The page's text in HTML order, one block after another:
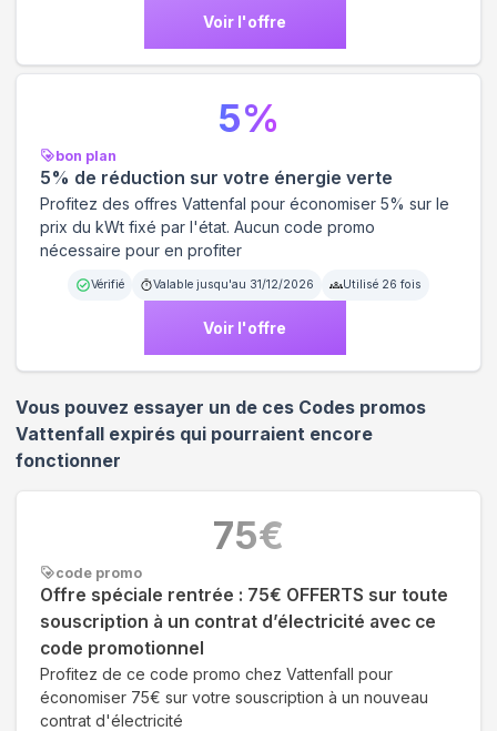
Voir l'offre
bon plan
5% de réduction sur votre énergie verte
Profitez des offres Vattenfal pour économiser 5% sur le
prix du kWt fixé par l'état. Aucun code promo
nécessaire pour en profiter
Vérifié Valable jusqu'au 31/12/2026 Utilisé 26 fois
Voir l'offre
5%
Vous pouvez essayer un de ces Codes promos
Vattenfall expirés qui pourraient encore
fonctionner
code promo
Offre spéciale rentrée : 75€ OFFERTS sur toute
souscription à un contrat d’électricité avec ce
code promotionnel
Profitez de ce code promo chez Vattenfall pour
économiser 75€ sur votre souscription à un nouveau
contrat d'électricité
75€